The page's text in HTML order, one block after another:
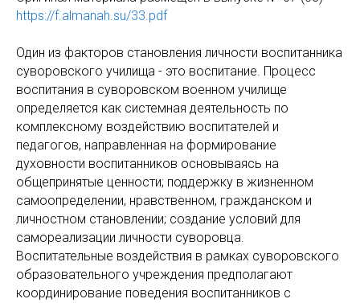
https://f.almanah.su/33.pdf
Один из факторов становления личности воспитанника
суворовского училища - это воспитание. Процесс
воспитания в суворовском военном училище
определяется как системная деятельность по
комплексному воздействию воспитателей и
педагогов, направленная на формирование
духовности воспитанников основываясь на
общепринятые ценности; поддержку в жизненном
самоопределении, нравственном, гражданском и
личностном становлении; создание условий для
самореализации личности суворовца.
Воспитательные воздействия в рамках суворовского
образовательного учреждения предполагают
координирование поведения воспитанников с